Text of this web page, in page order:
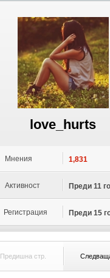
love_hurts
Мнения 1,831
Активност Преди 11
Регистрация Преди 15
Предишна стр.